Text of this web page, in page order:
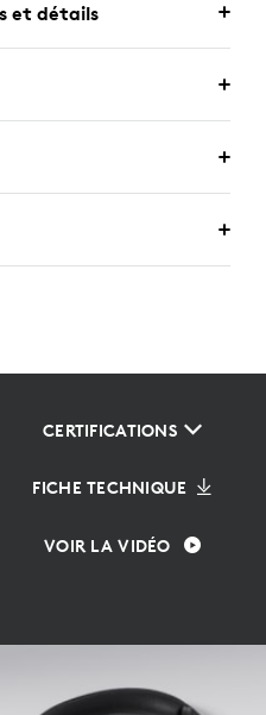
et détails
CERTIFICATIONS
FICHE TECHNIQUE
VOIR LA VIDÉO